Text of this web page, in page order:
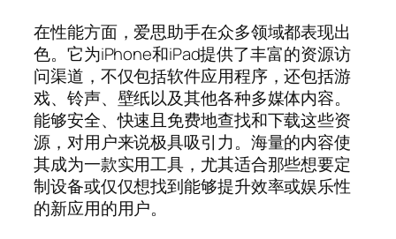
在性能方面，爱思助手在众多领域都表现出
色。它为iPhone和iPad提供了丰富的资源访
问渠道，不仅包括软件应用程序，还包括游
戏、铃声、壁纸以及其他各种多媒体内容。
能够安全、快速且免费地查找和下载这些资
源，对用户来说极具吸引力。海量的内容使
其成为一款实用工具，尤其适合那些想要定
制设备或仅仅想找到能够提升效率或娱乐性
的新应用的用户。